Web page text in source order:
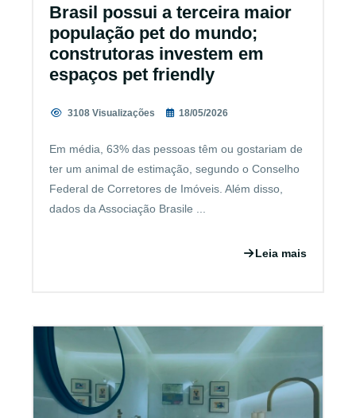
Brasil possui a terceira maior
população pet do mundo;
construtoras investem em
espaços pet friendly
3108 Visualizações 18/05/2026
Em média, 63% das pessoas têm ou gostariam de
ter um animal de estimação, segundo o Conselho
Federal de Corretores de Imóveis. Além disso,
dados da Associação Brasile ...
Leia mais